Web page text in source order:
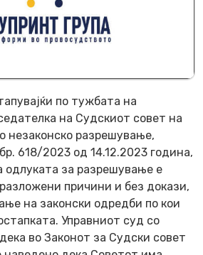
по тужбата на
на Судскиот совет на
незаконско разрешување,
618/2023 од 14.12.2023 година,
одлуката за разрешување е
причини и без докази,
на законски одредби по кои
Управниот суд со
во Законот за Судски совет